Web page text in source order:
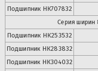
Подшипник НК707832
Серия ширин
Подшипник НК253532
Подшипник НК283832
Подшипник НК304032